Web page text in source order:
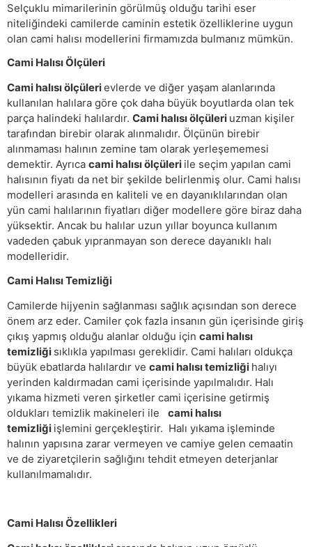
Selçuklu mimarilerinin görülmüş olduğu tarihi eser
niteliğindeki camilerde caminin estetik özelliklerine uygun
olan cami halısı modellerini firmamızda bulmanız mümkün.
Cami Halısı Ölçüleri
Cami halısı ölçülerievlerde ve diğer yaşam alanlarında
kullanılan halılara göre çok daha büyük boyutlarda olan tek
parça halindeki halılardır. Cami halısı ölçüleri uzman kişiler
tarafından birebir olarak alınmalıdır. Ölçünün birebir
alınmaması halının zemine tam olarak yerleşememesi
demektir. Ayrıca cami halısı ölçüleri ile seçim yapılan cami
halısının fiyatı da net bir şekilde belirlenmiş olur. Cami halısı
modelleri arasında en kaliteli ve en dayanıklılarından olan
yün cami halılarının fiyatları diğer modellere göre biraz daha
yüksektir. Ancak bu halılar uzun yıllar boyunca kullanım
vadeden çabuk yıpranmayan son derece dayanıklı halı
modelleridir.
Cami Halısı Temizliği
Camilerde hijyenin sağlanması sağlık açısından son derece
önem arz eder. Camiler çok fazla insanın gün içerisinde giriş
çıkış yapmış olduğu alanlar olduğu için cami halısı
temizliği sıklıkla yapılması gereklidir. Cami halıları oldukça
büyük ebatlarda halılardır ve cami halısı temizliği halıyı
yerinden kaldırmadan cami içerisinde yapılmalıdır. Halı
yıkama hizmeti veren şirketler cami içerisine getirmiş
oldukları temizlik makineleri ile cami halısı
temizliği işlemini gerçekleştirir. Halı yıkama işleminde
halının yapısına zarar vermeyen ve camiye gelen cemaatin
ve de ziyaretçilerin sağlığını tehdit etmeyen deterjanlar
kullanılmamalıdır.
Cami Halısı Özellikleri